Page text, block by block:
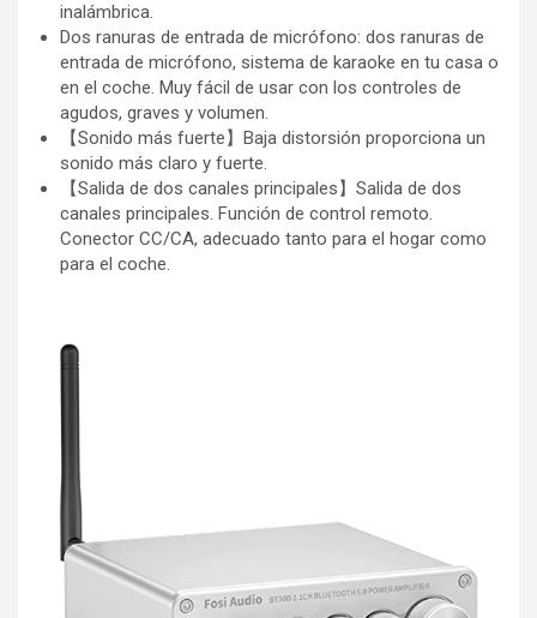
inalámbrica.
Dos ranuras de entrada de micrófono: dos ranuras de
entrada de micrófono, sistema de karaoke en tu casa o
en el coche. Muy fácil de usar con los controles de
agudos, graves y volumen.
【Sonido más fuerte】Baja distorsión proporciona un
sonido más claro y fuerte.
【Salida de dos canales principales】Salida de dos
canales principales. Función de control remoto.
Conector CC/CA, adecuado tanto para el hogar como
para el coche.